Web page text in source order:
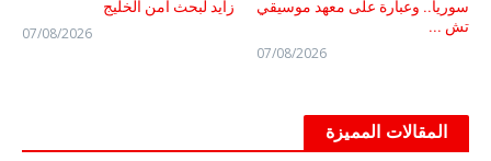
سوريا.. وعبارة على معهد موسيقي
تش ...
07/08/2026
زايد لبحث أمن الخليج
07/08/2026
المقالات المميزة